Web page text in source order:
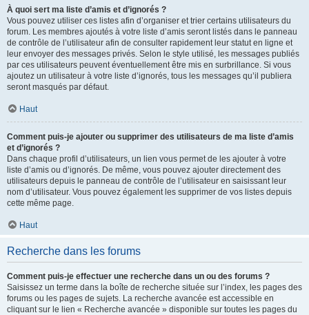
À quoi sert ma liste d’amis et d’ignorés ?
Vous pouvez utiliser ces listes afin d’organiser et trier certains utilisateurs du
forum. Les membres ajoutés à votre liste d’amis seront listés dans le panneau
de contrôle de l’utilisateur afin de consulter rapidement leur statut en ligne et
leur envoyer des messages privés. Selon le style utilisé, les messages publiés
par ces utilisateurs peuvent éventuellement être mis en surbrillance. Si vous
ajoutez un utilisateur à votre liste d’ignorés, tous les messages qu’il publiera
seront masqués par défaut.
Haut
Comment puis-je ajouter ou supprimer des utilisateurs de ma liste d’amis
et d’ignorés ?
Dans chaque profil d’utilisateurs, un lien vous permet de les ajouter à votre
liste d’amis ou d’ignorés. De même, vous pouvez ajouter directement des
utilisateurs depuis le panneau de contrôle de l’utilisateur en saisissant leur
nom d’utilisateur. Vous pouvez également les supprimer de vos listes depuis
cette même page.
Haut
Recherche dans les forums
Comment puis-je effectuer une recherche dans un ou des forums ?
Saisissez un terme dans la boîte de recherche située sur l’index, les pages des
forums ou les pages de sujets. La recherche avancée est accessible en
cliquant sur le lien « Recherche avancée » disponible sur toutes les pages du